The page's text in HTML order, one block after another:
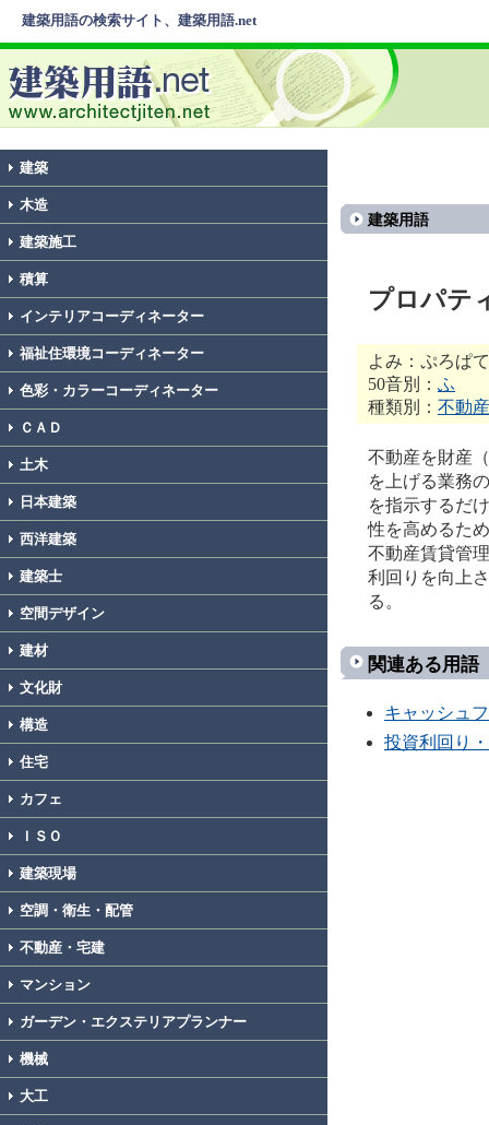
建築用語の検索サイト、建築用語.net
建築
木造
建築施工
積算
インテリアコーディネーター
福祉住環境コーディネーター
色彩・カラーコーディネーター
ＣＡＤ
土木
日本建築
西洋建築
建築士
空間デザイン
建材
文化財
構造
住宅
カフェ
ＩＳＯ
建築現場
空調・衛生・配管
不動産・宅建
マンション
ガーデン・エクステリアプランナー
機械
大工
建築用語
プロパテ
よみ：ぷろぱ
50音別： ふ
種類別： 不動
不動産を財産
を上げる業務
を指示するだ
性を高めるた
不動産賃貸管
利回りを向上
る。
関連ある用語
キャッシュ
投資利回り